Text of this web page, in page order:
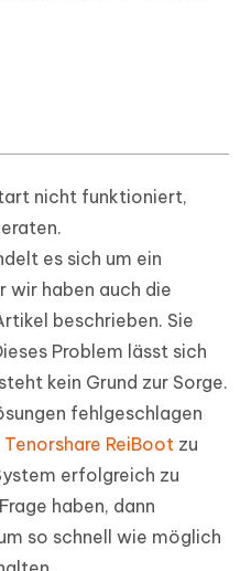
nicht funktioniert,
es sich um ein
wir haben auch die
beschrieben. Sie
Problem lässt sich
kein Grund zur Sorge.
fehlgeschlagen
Tenorshare ReiBoot zu
erfolgreich zu
haben, dann
so schnell wie möglich